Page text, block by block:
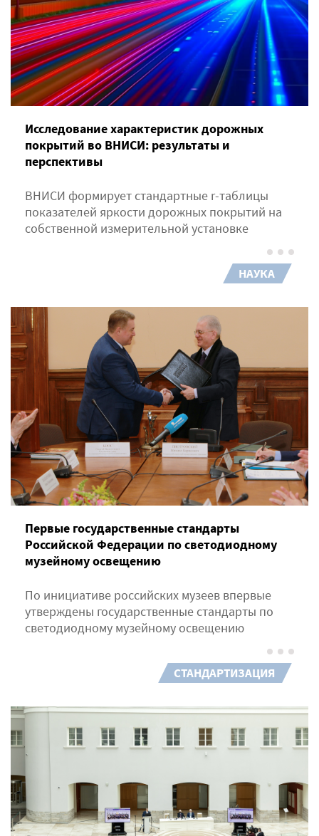
Исследование характеристик дорожных
покрытий во ВНИСИ: результаты и
перспективы
ВНИСИ формирует стандартные r-таблицы
показателей яркости дорожных покрытий на
собственной измерительной установке
НАУКА
Первые государственные стандарты
Российской Федерации по светодиодному
музейному освещению
По инициативе российских музеев впервые
утверждены государственные стандарты по
светодиодному музейному освещению
СТАНДАРТИЗАЦИЯ